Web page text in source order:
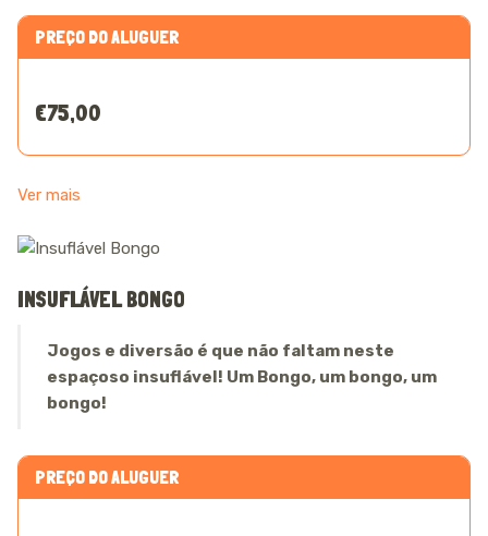
PREÇO DO ALUGUER
€75,00
Ver mais
INSUFLÁVEL BONGO
Jogos e diversão é que não faltam neste
espaçoso insuflável! Um Bongo, um bongo, um
bongo!
PREÇO DO ALUGUER